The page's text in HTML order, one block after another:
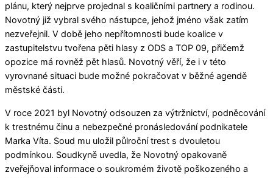
plánu, který nejprve projednal s koaličními partnery a rodinou.
Novotný již vybral svého nástupce, jehož jméno však zatím
nezveřejnil. V době jeho nepřítomnosti bude koalice v
zastupitelstvu tvořena pěti hlasy z ODS a TOP 09, přičemž
opozice má rovněž pět hlasů. Novotný věří, že i v této
vyrovnané situaci bude možné pokračovat v běžné agendě
městské části.
V roce 2021 byl Novotný odsouzen za výtržnictví, podněcování
k trestnému činu a nebezpečné pronásledování podnikatele
Marka Víta. Soud mu uložil půlroční trest s dvouletou
podmínkou. Soudkyně uvedla, že Novotný opakovaně
zveřejňoval informace o soukromém životě poškozeného a